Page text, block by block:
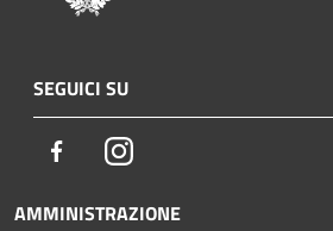
SEGUICI SU
FacebookInstagram
AMMINISTRAZIONE